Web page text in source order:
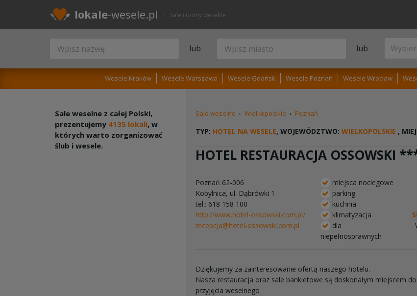
lokale-wesele.pl Sale i domy weselne
lub lub
Wesele Kraków Wesele Warszawa Wesele Gdańsk Wesele Poznań Wesele Wrocław
Sale weselne › Wielkopolskie › Poznań
TYP: HOTEL NA WESELE, WOJEWÓDZTWO: WIELKOPOLSKIE ,
HOTEL RESTAURACJA OSSOWSKI
Poznań 62-006
Kobylnica, ul. Dąbrówki 1
tel.: 618 158 100
http://www.hotel-ossowski.com.pl/
recepcja@hotel-ossowski.com.pl
miejsca noclegowe
parking
kuchnia
klimatyzacja
dla
niepełnosprawnych
Dziękujemy za zainteresowanie ofertą naszego hotelu.
Nasza restauracja oraz sale bankietowe są doskonałym miejscem
przyjęcia weselnego
Sale weselne z całej Polski,
prezentujemy 4135 lokali, w
których warto zorganizować
ślub i wesele.